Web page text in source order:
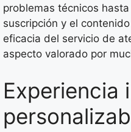
problemas técnicos
suscripción y el
eficacia del servicio de
aspecto valorado por
Experiencia